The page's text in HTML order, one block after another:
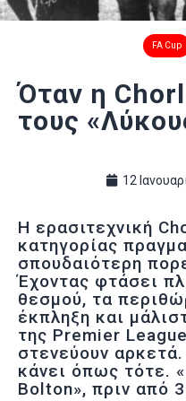
FA Cup
Όταν η
τους
12
Η ερασιτεχνική
κατηγορίας
σπουδαιότερη
Έχοντας φτάσει
θεσμού, τα
έκπληξη και
της Premier
στενεύουν
κάνει όπως τότε.
Bolton», πριν από